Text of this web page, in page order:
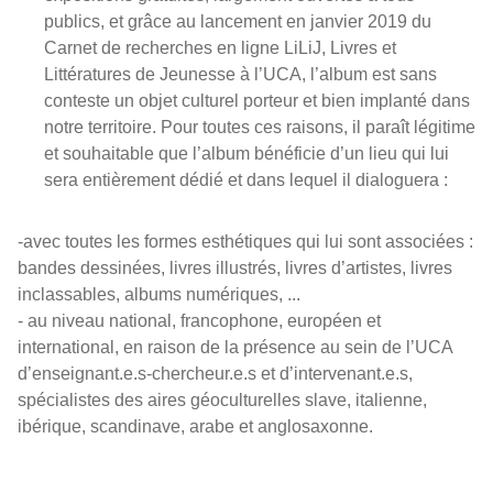
publics, et grâce au lancement en janvier 2019 du
Carnet de recherches en ligne LiLiJ, Livres et
Littératures de Jeunesse à l’UCA, l’album est sans
conteste un objet culturel porteur et bien implanté dans
notre territoire. Pour toutes ces raisons, il paraît légitime
et souhaitable que l’album bénéficie d’un lieu qui lui
sera entièrement dédié et dans lequel il dialoguera :
-avec toutes les formes esthétiques qui lui sont associées :
bandes dessinées, livres illustrés, livres d’artistes, livres
inclassables, albums numériques, ...
- au niveau national, francophone, européen et
international, en raison de la présence au sein de l’UCA
d’enseignant.e.s-chercheur.e.s et d’intervenant.e.s,
spécialistes des aires géoculturelles slave, italienne,
ibérique, scandinave, arabe et anglosaxonne.